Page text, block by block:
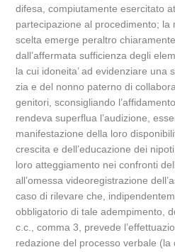
difesa, compiutamente esercitato
partecipazione al procedimento; la
scelta emerge peraltro
dall’affermata sufficienza degli
la cui idoneita’ ad evidenziare una
zia e del nonno paterno di
genitori, sconsigliando
rendeva superflua l’audizione,
manifestazione della loro
crescita e dell’educazione dei
loro atteggiamento nei confronti
all’omessa videoregistrazione
caso di rilevare che,
obbligatorio di tale adempimento,
c.c., comma 3, prevede
redazione del processo verbale (la